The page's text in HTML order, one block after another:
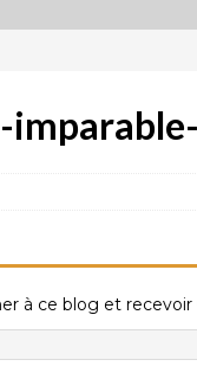
à ce blog et